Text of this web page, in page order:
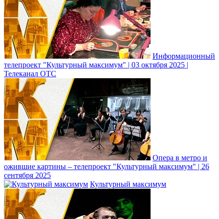
Информационный
телепроект "Культурный максимум" | 03 октября 2025 |
Телеканал ОТС
Опера в метро и
ожившие картины – телепроект "Культурный максимум" | 26
сентября 2025
Культурный максимум